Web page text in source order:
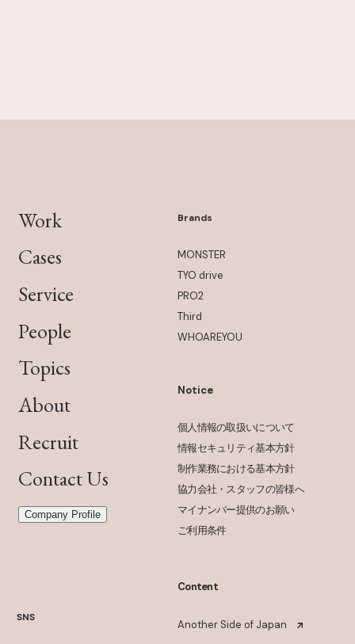
Work
Cases
Service
People
Topics
About
Recruit
Contact Us
Company Profile
Brands
MONSTER
TYO drive
PRO2
Third
WHOAREYOU
SNS
Notice
個人情報の取扱いについて
情報セキュリティ基本方針
制作業務における基本方針
協力会社・スタッフの皆様へ
マイナンバー提供のお願い
ご利用条件
Content
Another Side of Japan